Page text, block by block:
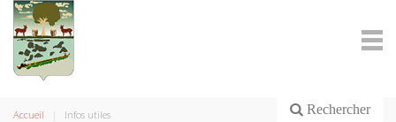
Rechercher
Accueil Infos utiles